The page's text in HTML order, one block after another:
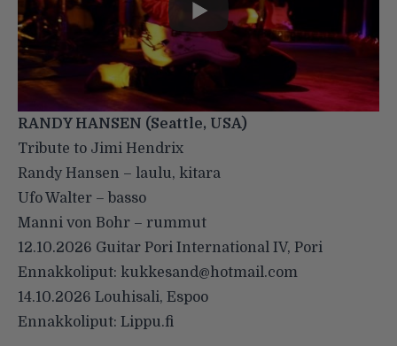
RANDY HANSEN (Seattle, USA)
Tribute to Jimi Hendrix
Randy Hansen – laulu, kitara
Ufo Walter – basso
Manni von Bohr – rummut
12.10.2026 Guitar Pori International IV, Pori
Ennakkoliput: kukkesand@hotmail.com
14.10.2026 Louhisali, Espoo
Ennakkoliput: Lippu.fi